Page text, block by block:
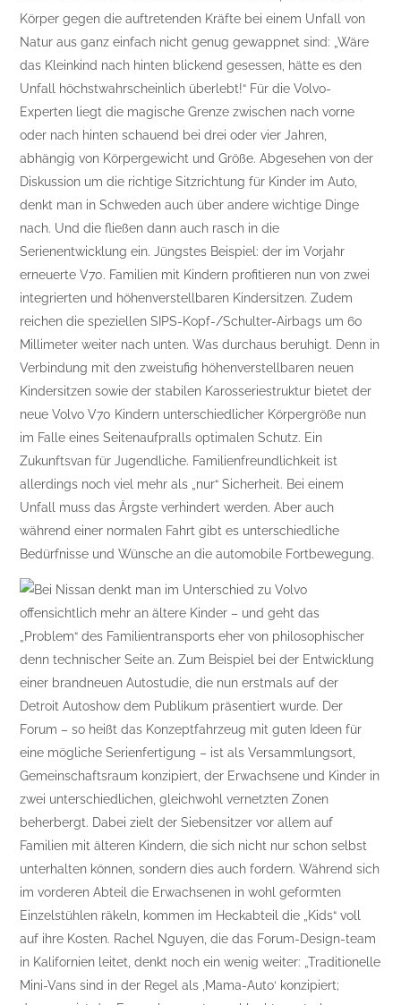
Körper gegen die auftretenden Kräfte bei einem Unfall von
Natur aus ganz einfach nicht genug gewappnet sind: „Wäre
das Kleinkind nach hinten blickend gesessen, hätte es den
Unfall höchstwahrscheinlich überlebt!“ Für die Volvo-
Experten liegt die magische Grenze zwischen nach vorne
oder nach hinten schauend bei drei oder vier Jahren,
abhängig von Körpergewicht und Größe. Abgesehen von der
Diskussion um die richtige Sitzrichtung für Kinder im Auto,
denkt man in Schweden auch über andere wichtige Dinge
nach. Und die fließen dann auch rasch in die
Serienentwicklung ein. Jüngstes Beispiel: der im Vorjahr
erneuerte V70. Familien mit Kindern profitieren nun von zwei
integrierten und höhenverstellbaren Kindersitzen. Zudem
reichen die speziellen SIPS-Kopf-/Schulter-Airbags um 60
Millimeter weiter nach unten. Was durchaus beruhigt. Denn in
Verbindung mit den zweistufig höhenverstellbaren neuen
Kindersitzen sowie der stabilen Karosseriestruktur bietet der
neue Volvo V70 Kindern unterschiedlicher Körpergröße nun
im Falle eines Seitenaufpralls optimalen Schutz. Ein
Zukunftsvan für Jugendliche. Familienfreundlichkeit ist
allerdings noch viel mehr als „nur“ Sicherheit. Bei einem
Unfall muss das Ärgste verhindert werden. Aber auch
während einer normalen Fahrt gibt es unterschiedliche
Bedürfnisse und Wünsche an die automobile Fortbewegung.
Bei Nissan denkt man im Unterschied zu Volvo
offensichtlich mehr an ältere Kinder – und geht das
„Problem“ des Familientransports eher von philosophischer
denn technischer Seite an. Zum Beispiel bei der Entwicklung
einer brandneuen Autostudie, die nun erstmals auf der
Detroit Autoshow dem Publikum präsentiert wurde. Der
Forum – so heißt das Konzeptfahrzeug mit guten Ideen für
eine mögliche Serienfertigung – ist als Versammlungsort,
Gemeinschaftsraum konzipiert, der Erwachsene und Kinder in
zwei unterschiedlichen, gleichwohl vernetzten Zonen
beherbergt. Dabei zielt der Siebensitzer vor allem auf
Familien mit älteren Kindern, die sich nicht nur schon selbst
unterhalten können, sondern dies auch fordern. Während sich
im vorderen Abteil die Erwachsenen in wohl geformten
Einzelstühlen räkeln, kommen im Heckabteil die „Kids“ voll
auf ihre Kosten. Rachel Nguyen, die das Forum-Design-team
in Kalifornien leitet, denkt noch ein wenig weiter: „Traditionelle
Mini-Vans sind in der Regel als ‚Mama-Auto‘ konzipiert;